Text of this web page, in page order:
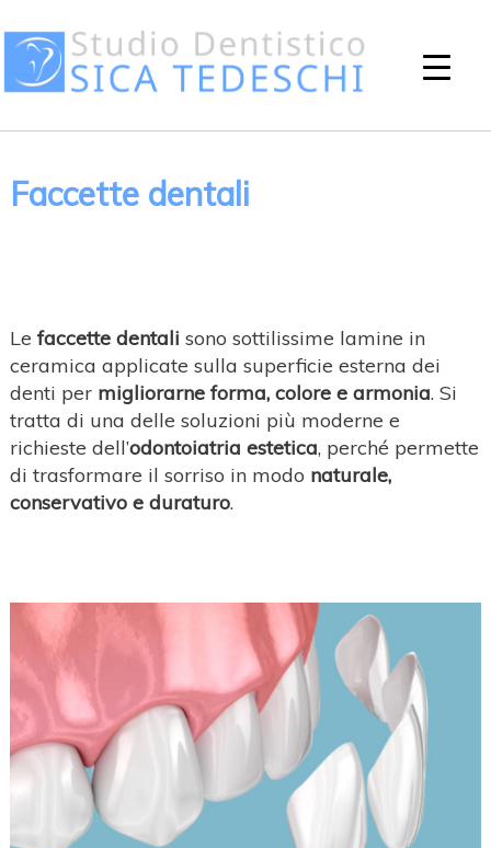
Faccette dentali
Le faccette dentali sono sottilissime lamine in
ceramica applicate sulla superficie esterna dei
denti per migliorarne forma, colore e armonia. Si
tratta di una delle soluzioni più moderne e
richieste dell’odontoiatria estetica, perché permette
di trasformare il sorriso in modo naturale,
conservativo e duraturo.